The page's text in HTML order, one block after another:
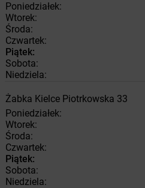
Poniedziałek:
Wtorek:
Środa:
Czwartek:
Piątek:
Sobota:
Niedziela:
Żabka Kielce Piotrkowska 33
Poniedziałek:
Wtorek:
Środa:
Czwartek:
Piątek:
Sobota:
Niedziela: